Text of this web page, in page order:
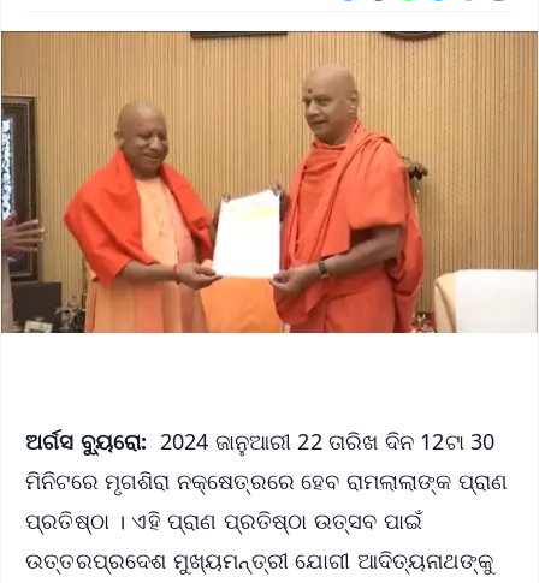
ଅର୍ଗସ ବ୍ୟୁରୋ: 2024 ଜାନୁଆରୀ 22 ତାରିଖ ଦିନ 12ଟା 30
ମିନିଟରେ ମୃଗଶିରା ନକ୍ଷେତ୍ରରେ ହେବ ରାମଲାଲାଙ୍କ ପ୍ରାଣ
ପ୍ରତିଷ୍ଠା । ଏହି ପ୍ରାଣ ପ୍ରତିଷ୍ଠା ଉତ୍ସବ ପାଇଁ
ଉତ୍ତରପ୍ରଦେଶ ମୁଖ୍ୟମନ୍ତ୍ରୀ ଯୋଗୀ ଆଦିତ୍ୟନାଥଙ୍କୁ